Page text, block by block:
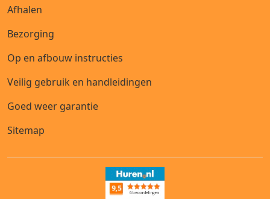
Afhalen
Bezorging
Op en afbouw instructies
Veilig gebruik en handleidingen
Goed weer garantie
Sitemap